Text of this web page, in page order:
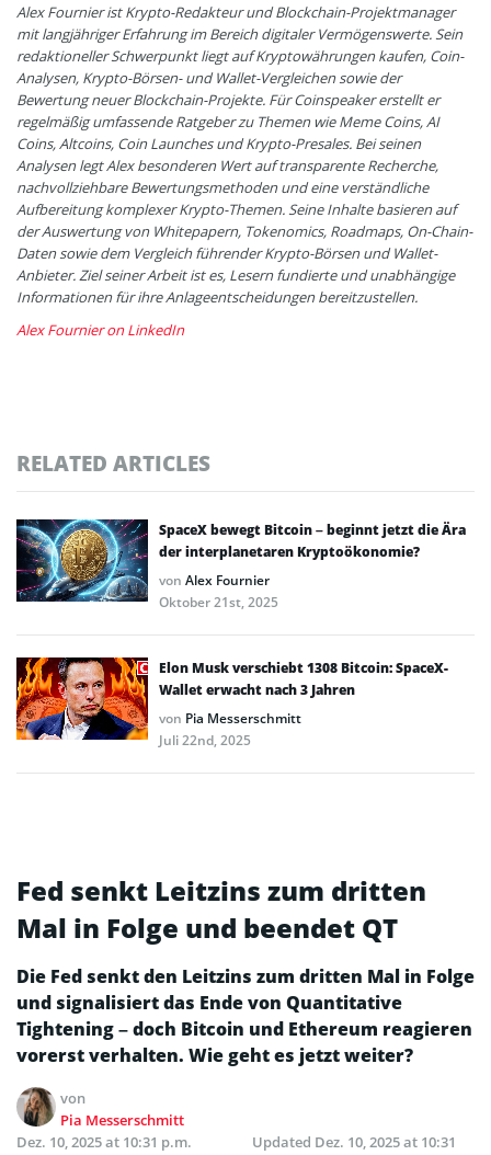
Alex Fournier ist Krypto-Redakteur und Blockchain-Projektmanager
mit langjähriger Erfahrung im Bereich digitaler Vermögenswerte. Sein
redaktioneller Schwerpunkt liegt auf Kryptowährungen kaufen, Coin-
Analysen, Krypto-Börsen- und Wallet-Vergleichen sowie der
Bewertung neuer Blockchain-Projekte. Für Coinspeaker erstellt er
regelmäßig umfassende Ratgeber zu Themen wie Meme Coins, AI
Coins, Altcoins, Coin Launches und Krypto-Presales. Bei seinen
Analysen legt Alex besonderen Wert auf transparente Recherche,
nachvollziehbare Bewertungsmethoden und eine verständliche
Aufbereitung komplexer Krypto-Themen. Seine Inhalte basieren auf
der Auswertung von Whitepapern, Tokenomics, Roadmaps, On-Chain-
Daten sowie dem Vergleich führender Krypto-Börsen und Wallet-
Anbieter. Ziel seiner Arbeit ist es, Lesern fundierte und unabhängige
Informationen für ihre Anlageentscheidungen bereitzustellen.
Alex Fournier on LinkedIn
RELATED ARTICLES
SpaceX bewegt Bitcoin – beginnt jetzt die Ära
der interplanetaren Kryptoökonomie?
von Alex Fournier
Oktober 21st, 2025
Elon Musk verschiebt 1308 Bitcoin: SpaceX-
Wallet erwacht nach 3 Jahren
von Pia Messerschmitt
Juli 22nd, 2025
Fed senkt Leitzins zum dritten
Mal in Folge und beendet QT
Die Fed senkt den Leitzins zum dritten Mal in Folge
und signalisiert das Ende von Quantitative
Tightening – doch Bitcoin und Ethereum reagieren
vorerst verhalten. Wie geht es jetzt weiter?
von
Pia Messerschmitt
Dez. 10, 2025 at 10:31 p.m.
Updated Dez. 10, 2025 at 10:31